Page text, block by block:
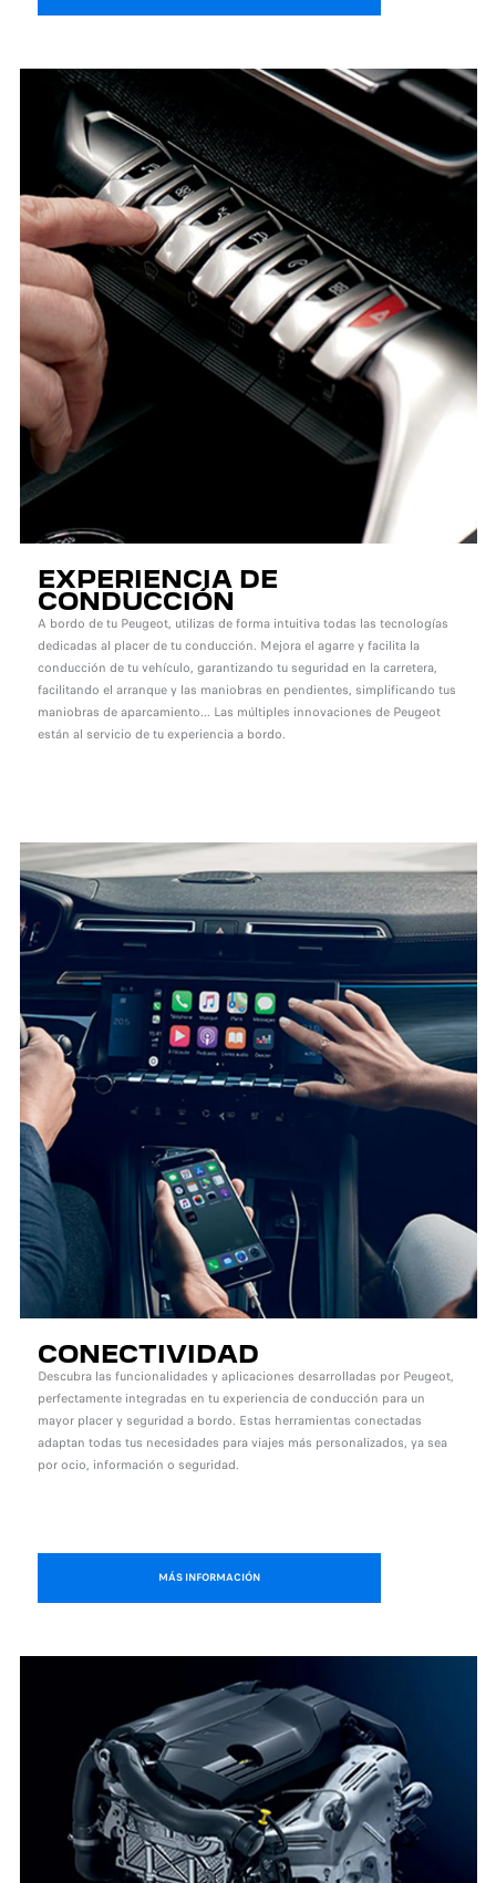
EXPERIENCIA DE
CONDUCCIÓN
A bordo de tu Peugeot, utilizas de forma intuitiva todas las tecnologías
dedicadas al placer de tu conducción. Mejora el agarre y facilita la
conducción de tu vehículo, garantizando tu seguridad en la carretera,
facilitando el arranque y las maniobras en pendientes, simplificando tus
maniobras de aparcamiento... Las múltiples innovaciones de Peugeot
están al servicio de tu experiencia a bordo.
CONECTIVIDAD
Descubra las funcionalidades y aplicaciones desarrolladas por Peugeot,
perfectamente integradas en tu experiencia de conducción para un
mayor placer y seguridad a bordo. Estas herramientas conectadas
adaptan todas tus necesidades para viajes más personalizados, ya sea
por ocio, información o seguridad.
MÁS INFORMACIÓN